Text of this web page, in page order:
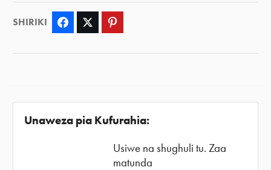
SHIRIKI Facebook Twitter
Unaweza pia Kufurahia:
Usiwe na shughuli tu. Zaa
matunda